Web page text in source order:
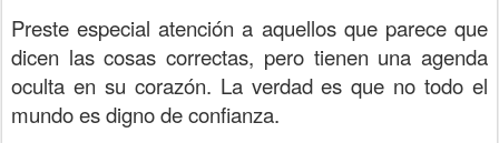
Preste especial atención a aquellos que parece que
dicen las cosas correctas, pero tienen una agenda
oculta en su corazón. La verdad es que no todo el
mundo es digno de confianza.